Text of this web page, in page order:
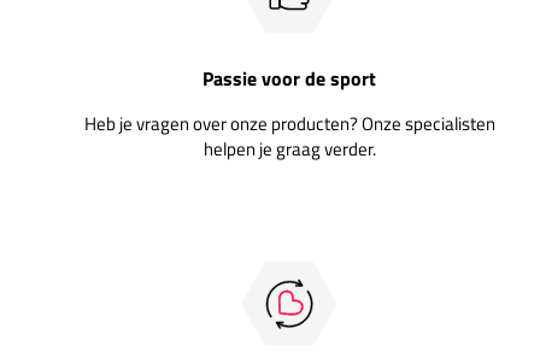
Passie voor de sport
Heb je vragen over onze producten? Onze specialisten
helpen je graag verder.